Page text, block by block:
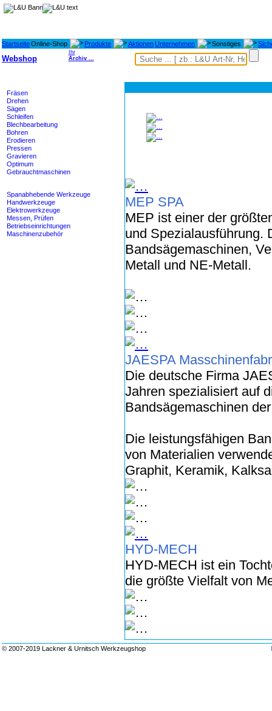
StartseiteOnline-Shop Produkte AktionenUnternehmen Sonstiges
Webshop
Ihr
Archiv ...
Fräsen
Drehen
Sägen
Schleifen
Blechbearbeitung
Bohren
Erodieren
Pressen
Gravieren
Optimum
Gebrauchtmaschinen
Spanabhebende Werkzeuge
Handwerkzeuge
Elektrowerkzeuge
Messen, Prüfen
Betriebseinrichtungen
Maschinenzubehör
MEP SPA
MEP ist einer der
und Spezialausführung.
Bandsägemaschinen,
Metall und NE-Metall.
JAESPA
Die deutsche Firma
Jahren spezialisiert auf
Bandsägemaschinen
Die leistungsfähigen
von Materialien
Graphit, Keramik,
HYD-MECH
HYD-MECH ist ein
die größte Vielfalt von
© 2007-2019 Lackner & Urnitsch Werkzeugshop